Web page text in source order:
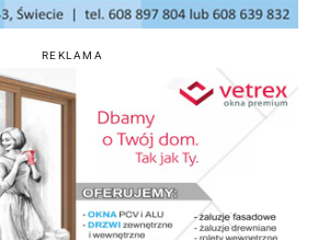
REKLAMA